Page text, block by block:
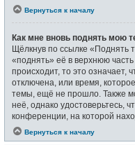
Вернуться к началу
Как мне вновь поднять мою
Щёлкнув по ссылке «Поднять
«поднять» её в верхнюю
происходит, то это означает,
отключена, или время,
темы, ещё не прошло. Также
неё, однако удостоверьтесь,
конференции, на которой
Вернуться к началу